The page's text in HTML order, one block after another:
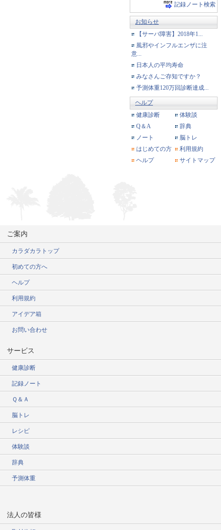
記録ノート検索
お知らせ
【サーバ障害】2018年1...
風邪やインフルエンザに注
意...
日本人の平均寿命
みなさんご存知ですか？
予測体重120万回診断達成...
ヘルプ
健康診断
体験談
Q＆A
辞典
ノート
脳トレ
はじめての方
利用規約
ヘルプ
サイトマップ
ご案内
カラダカラトップ
初めての方へ
ヘルプ
利用規約
アイデア箱
お問い合わせ
サービス
健康診断
記録ノート
Ｑ＆Ａ
脳トレ
レシピ
体験談
辞典
予測体重
法人の皆様